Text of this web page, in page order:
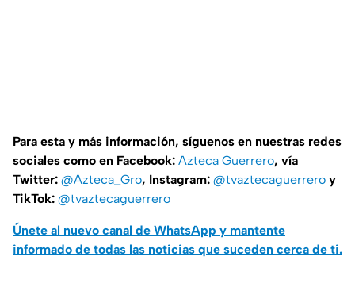
Para esta y más información, síguenos en nuestras redes
sociales como en Facebook: Azteca Guerrero, vía
Twitter: @Azteca_Gro, Instagram: @tvaztecaguerrero y
TikTok: @tvaztecaguerrero
Únete al nuevo canal de WhatsApp y mantente
informado de todas las noticias que suceden cerca de ti.